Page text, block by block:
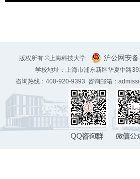
版权所有 ©上海科技大学 沪公网安
学校地址：上海市浦东新区华夏中路
咨询热线：400-920-9393 咨询邮箱：